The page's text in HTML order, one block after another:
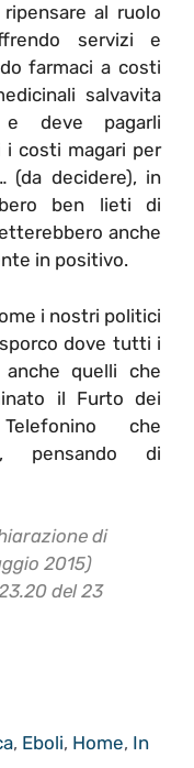
al ruolo
servizi e
farmaci a costi
salvavita
deve pagarli
i costi magari per
(da decidere), in
ben lieti di
anche
in positivo.
i nostri politici
dove tutti i
quelli che
il Furto dei
che
pensando di
di
2015)
del 23
, Eboli, Home, In